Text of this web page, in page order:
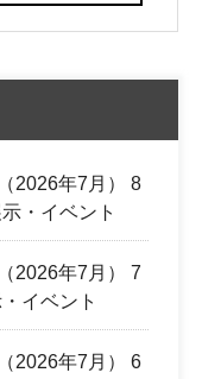
2026年7月） 8
・イベント
2026年7月） 7
イベント
2026年7月） 6